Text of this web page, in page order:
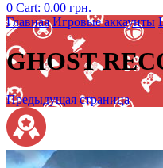
0 Cart: 0.00 грн.
Главная Игровые аккаунты
GHOST
Предыдущая страница